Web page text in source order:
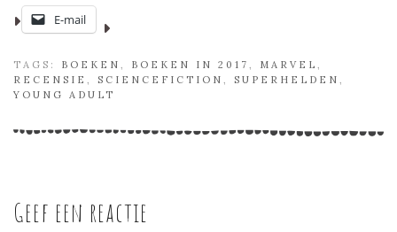
E-mail
TAGS: BOEKEN , BOEKEN IN 2017 , MARVEL ,
RECENSIE , SCIENCEFICTION , SUPERHELDEN ,
YOUNG ADULT
Geef een reactie